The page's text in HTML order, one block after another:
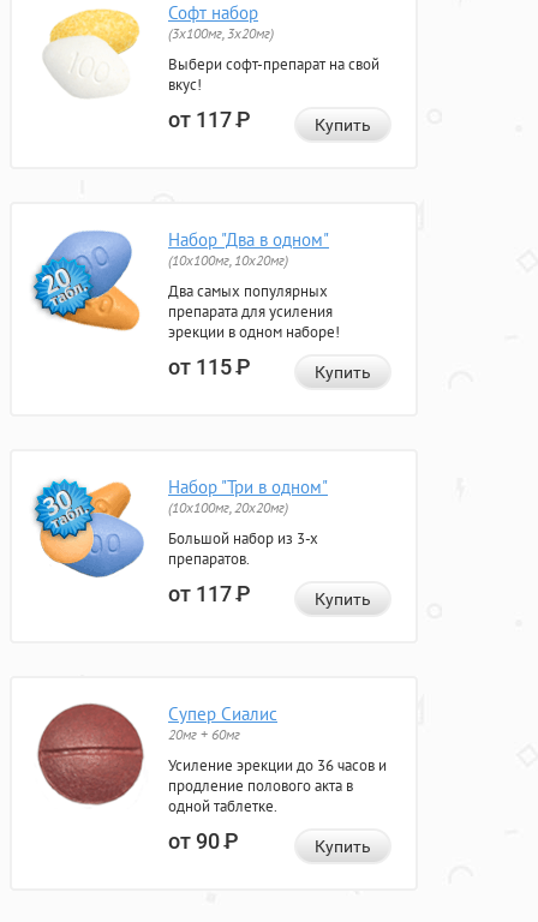
Софт набор
(3x100мг, 3x20мг)
Выбери софт-препарат на свой
вкус!
от 117Р Купить
Набор "Два в одном"
(10x100мг, 10x20мг)
Два самых популярных
препарата для усиления
эрекции в одном наборе!
от 115Р Купить
Набор "Три в одном"
(10x100мг, 20x20мг)
Большой набор из 3-х
препаратов.
от 117Р Купить
Супер Сиалис
20мг + 60мг
Усиление эрекции до 36 часов и
продление полового акта в
одной таблетке.
от 90Р Купить